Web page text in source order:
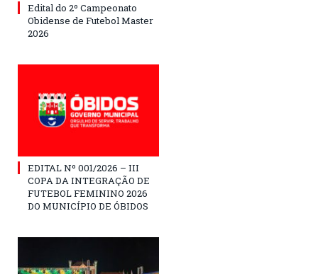
Edital do 2º Campeonato
Obidense de Futebol Master
2026
EDITAL Nº 001/2026 – III
COPA DA INTEGRAÇÃO DE
FUTEBOL FEMININO 2026
DO MUNICÍPIO DE ÓBIDOS